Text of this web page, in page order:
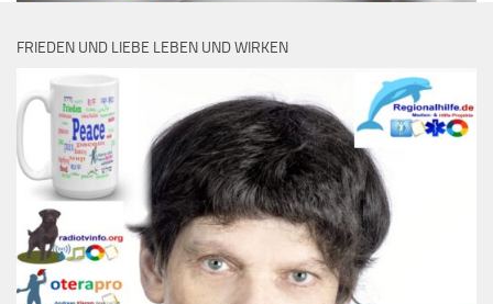
FRIEDEN UND LIEBE LEBEN UND WIRKEN